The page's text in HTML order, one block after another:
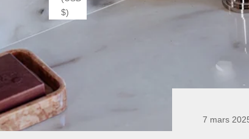
$)
7 mars